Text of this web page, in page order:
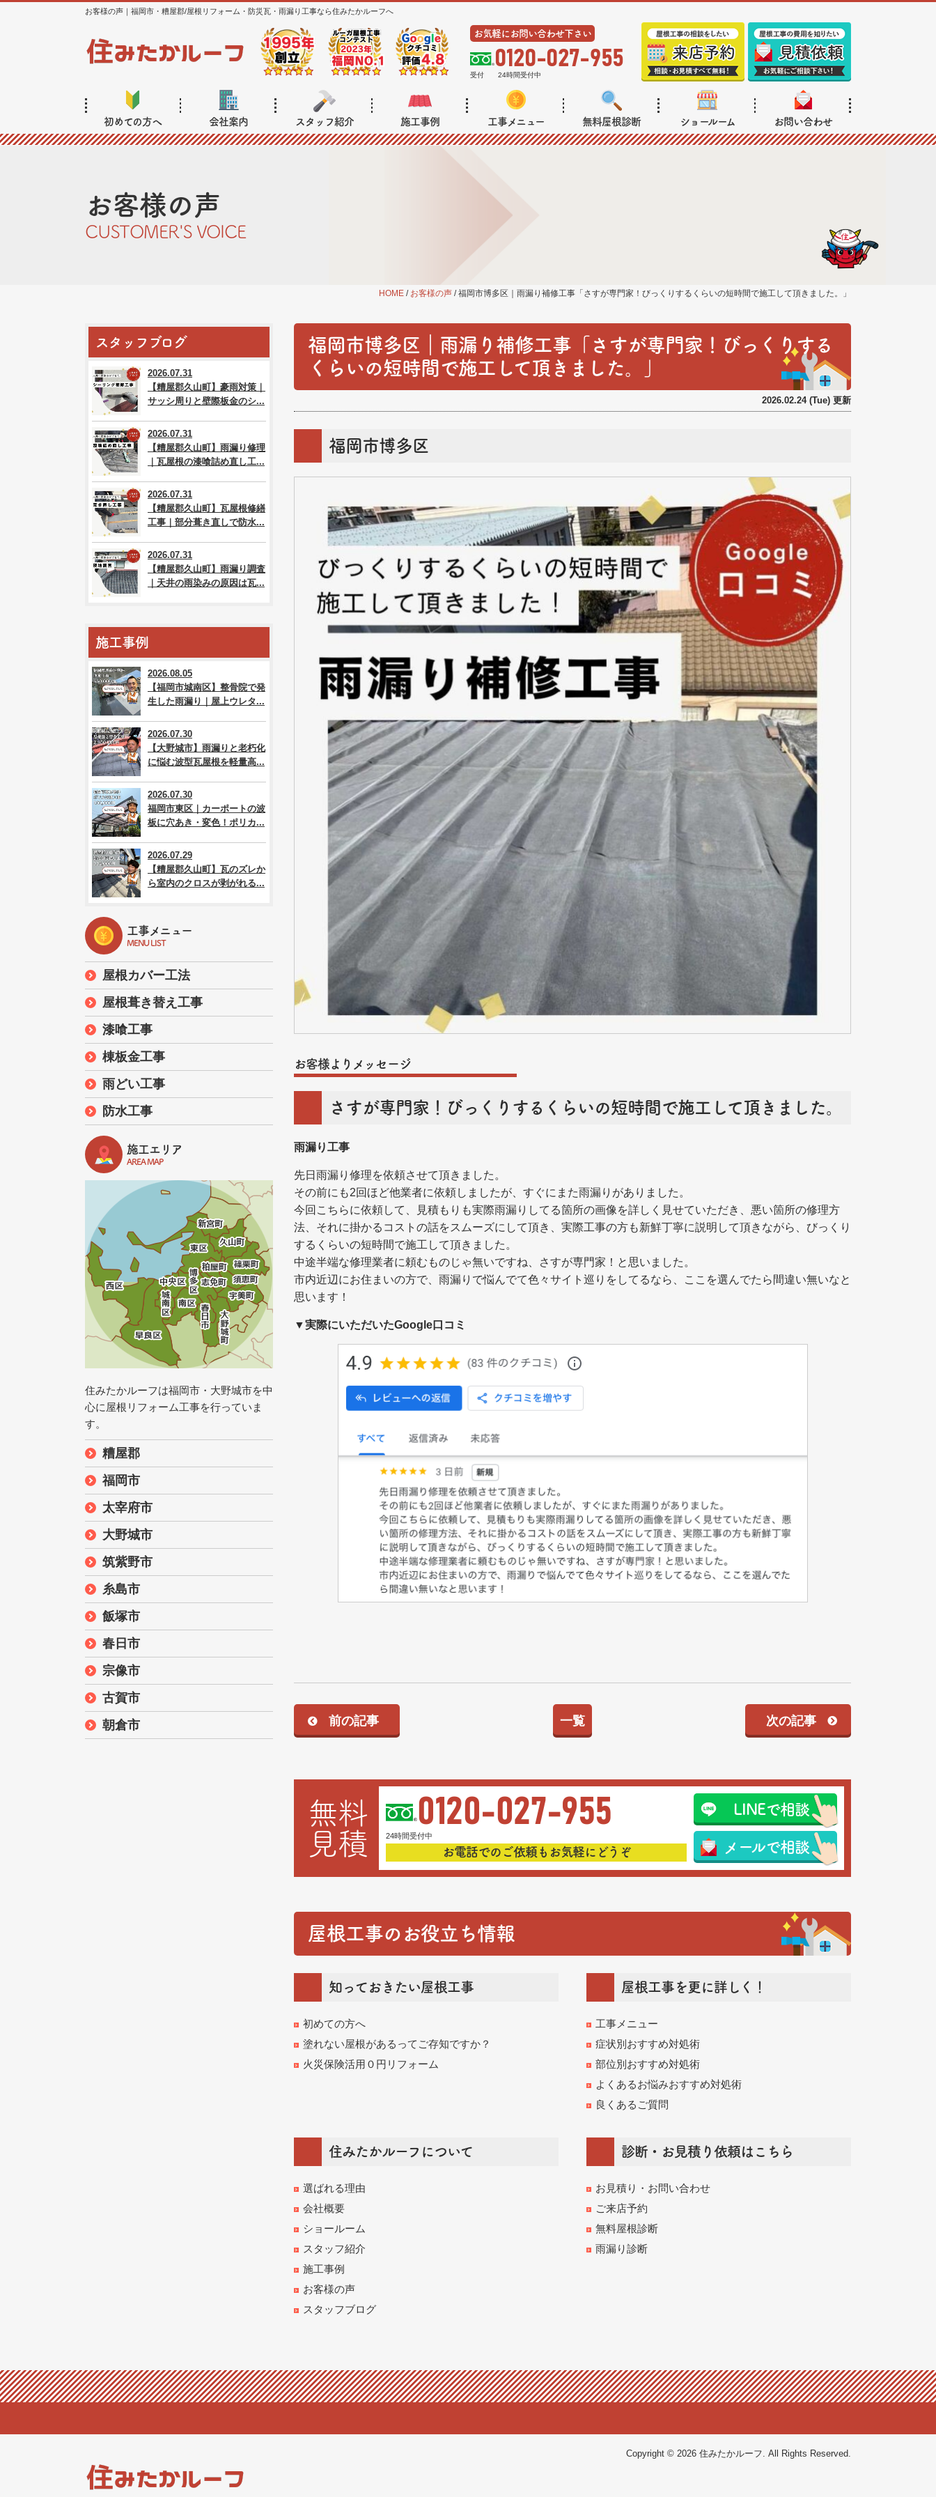
お客様の声｜福岡市・糟屋郡/屋根リフォーム・防災瓦・雨漏り工事なら住みたかルーフへ
お気軽にお問い合わせ下さい
0120-027-955
受付 24時間受付中
初めての方へ 会社案内 スタッフ紹介 施工事例 工事メニュー 無料屋根診断 ショールーム お問い合わせ
お客様の声
CUSTOMER'S VOICE
HOME / お客様の声 /福岡市博多区｜雨漏り補修工事「さすが専門家！びっくりするくらいの短時間で施工して頂きました。」
福岡市博多区｜雨漏り補修工事「さすが専門家！びっくりする
くらいの短時間で施工して頂きました。」
2026.02.24 (Tue) 更新
福岡市博多区
お客様よりメッセージ
さすが専門家！びっくりするくらいの短時間で施工して頂きました。
雨漏り工事
先日雨漏り修理を依頼させて頂きました。
その前にも2回ほど他業者に依頼しましたが、すぐにまた雨漏りがありました。
今回こちらに依頼して、見積もりも実際雨漏りしてる箇所の画像を詳しく見せていただき、悪い箇所の修理方
法、それに掛かるコストの話をスムーズにして頂き、実際工事の方も新鮮丁寧に説明して頂きながら、びっくり
するくらいの短時間で施工して頂きました。
中途半端な修理業者に頼むものじゃ無いですね、さすが専門家！と思いました。
市内近辺にお住まいの方で、雨漏りで悩んでて色々サイト巡りをしてるなら、ここを選んでたら間違い無いなと
思います！
▼実際にいただいたGoogle口コミ
前の記事 一覧 次の記事
無料
見積
0120-027-955
24時間受付中
お電話でのご依頼もお気軽にどうぞ
LINEで相談
メールで相談
屋根工事のお役立ち情報
知っておきたい屋根工事
初めての方へ
塗れない屋根があるってご存知ですか？
火災保険活用０円リフォーム
屋根工事を更に詳しく！
工事メニュー
症状別おすすめ対処術
部位別おすすめ対処術
よくあるお悩みおすすめ対処術
良くあるご質問
住みたかルーフについて
選ばれる理由
会社概要
ショールーム
スタッフ紹介
施工事例
お客様の声
スタッフブログ
診断・お見積り依頼はこちら
お見積り・お問い合わせ
ご来店予約
無料屋根診断
雨漏り診断
スタッフブログ
2026.07.31
【糟屋郡久山町】豪雨対策｜
サッシ周りと壁際板金のシ...
2026.07.31
【糟屋郡久山町】雨漏り修理
｜瓦屋根の漆喰詰め直し工...
2026.07.31
【糟屋郡久山町】瓦屋根修繕
工事｜部分葺き直しで防水...
2026.07.31
【糟屋郡久山町】雨漏り調査
｜天井の雨染みの原因は瓦...
施工事例
2026.08.05
【福岡市城南区】整骨院で発
生した雨漏り｜屋上ウレタ...
2026.07.30
【大野城市】雨漏りと老朽化
に悩む波型瓦屋根を軽量高...
2026.07.30
福岡市東区｜カーポートの波
板に穴あき・変色！ポリカ...
2026.07.29
【糟屋郡久山町】瓦のズレか
ら室内のクロスが剥がれる...
工事メニュー
MENU LIST
屋根カバー工法
屋根葺き替え工事
漆喰工事
棟板金工事
雨どい工事
防水工事
施工エリア
AREA MAP
住みたかルーフは福岡市・大野城市を中
心に屋根リフォーム工事を行っていま
す。
糟屋郡
福岡市
太宰府市
大野城市
筑紫野市
糸島市
飯塚市
春日市
宗像市
古賀市
朝倉市
Copyright © 2026 住みたかルーフ. All Rights Reserved.